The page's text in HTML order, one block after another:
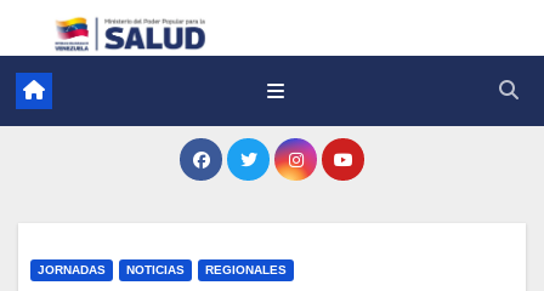
JORNADAS NOTICIAS REGIONALES